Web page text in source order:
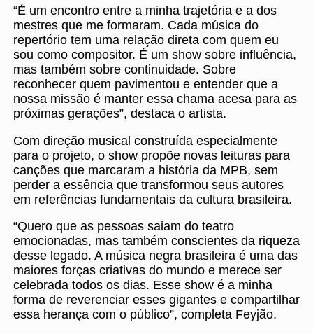
“É um encontro entre a minha trajetória e a dos
mestres que me formaram. Cada música do
repertório tem uma relação direta com quem eu
sou como compositor. É um show sobre influência,
mas também sobre continuidade. Sobre
reconhecer quem pavimentou e entender que a
nossa missão é manter essa chama acesa para as
próximas gerações”, destaca o artista.
Com direção musical construída especialmente
para o projeto, o show propõe novas leituras para
canções que marcaram a história da MPB, sem
perder a essência que transformou seus autores
em referências fundamentais da cultura brasileira.
“Quero que as pessoas saiam do teatro
emocionadas, mas também conscientes da riqueza
desse legado. A música negra brasileira é uma das
maiores forças criativas do mundo e merece ser
celebrada todos os dias. Esse show é a minha
forma de reverenciar esses gigantes e compartilhar
essa herança com o público”, completa Feyjão.